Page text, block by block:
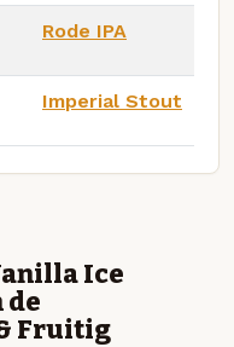
Rode IPA
Imperial Stout
Ice
de
Fruitig